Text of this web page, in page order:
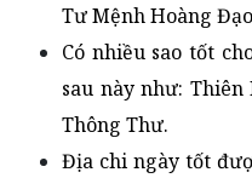
Tư Mệnh Hoàng
Có nhiều sao tốt
sau này như: Thiên
Thông Thư.
Địa chi ngày tốt